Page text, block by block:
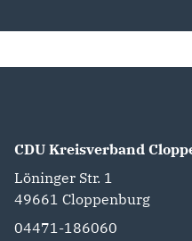
CDU Kreisverband
Löninger Str. 1
49661 Cloppenburg
04471-186060